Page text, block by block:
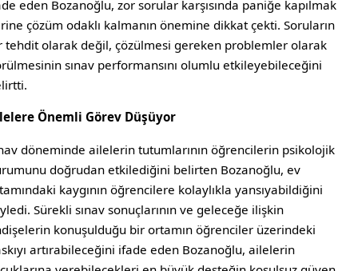
eden Bozanoğlu, zor sorular karşısında paniğe kapılmak
çözüm odaklı kalmanın önemine dikkat çekti. Soruların
tehdit olarak değil, çözülmesi gereken problemler olarak
sınav performansını olumlu etkileyebileceğini
Önemli Görev Düşüyor
döneminde ailelerin tutumlarının öğrencilerin psikolojik
doğrudan etkilediğini belirten Bozanoğlu, ev
kaygının öğrencilere kolaylıkla yansıyabildiğini
Sürekli sınav sonuçlarının ve geleceğe ilişkin
konuşulduğu bir ortamın öğrenciler üzerindeki
artırabileceğini ifade eden Bozanoğlu, ailelerin